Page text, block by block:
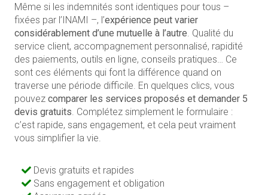
Même si les indemnités sont identiques pour tous –
fixées par l’INAMI –, l’expérience peut varier
considérablement d’une mutuelle à l’autre . Qualité du
service client, accompagnement personnalisé, rapidité
des paiements, outils en ligne, conseils pratiques… Ce
sont ces éléments qui font la différence quand on
traverse une période difficile. En quelques clics, vous
pouvez comparer les services proposés et demander 5
devis gratuits . Complétez simplement le formulaire :
c’est rapide, sans engagement, et cela peut vraiment
vous simplifier la vie.
Devis gratuits et rapides
Sans engagement et obligation